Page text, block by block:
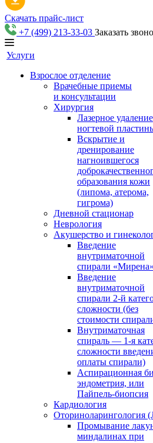
Скачать прайс-лист
+7 (499) 213-33-03 Заказать
Услуги
Взрослое отделение
Врачебные приемы
и консультации
Хирургия
Лазерное удаление
ногтевой
Вскрытие и
дренирование
нагноившегося
образования кожи
(липома, атерома,
гигрома)
Дневной стационар
Неврология
Акушерство и
Введение
внутриматочной
спирали «Мирена»
Введение
внутриматочной
спирали 2-й
сложности (без
стоимости
Внутриматочная
спираль — 1-я
сложности
оплаты спирали)
Аспирационная
эндометрия, или
Пайпель-биопсия
Кардиология
Оториноларингология
Промывание
миндалинах при